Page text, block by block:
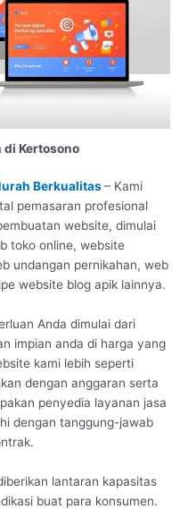
di Kertosono
Berkualitas– Kami
pemasaran profesional
website, dimulai
toko online, website
undangan pernikahan, web
website blog apik lainnya.
Anda dimulai dari
impian anda di harga yang
kami lebih seperti
dengan anggaran serta
penyedia layanan jasa
dengan tanggung-jawab
lantaran kapasitas
buat para konsumen.